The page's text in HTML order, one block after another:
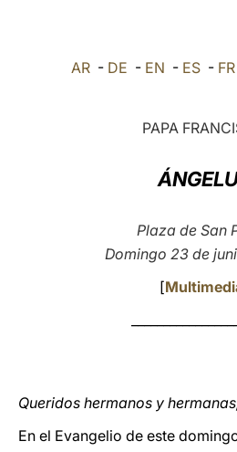
AR- DE - EN - ES- FR
PAPA
Plaza de San
Domingo 23 de
[
Queridos hermanos y
En el Evangelio de este